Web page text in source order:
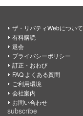
ザ・リバティWebについて
有料購読
退会
プライバシーポリシー
訂正・おわび
FAQ よくある質問
ご利用環境
会社案内
お問い合わせ
subscribe